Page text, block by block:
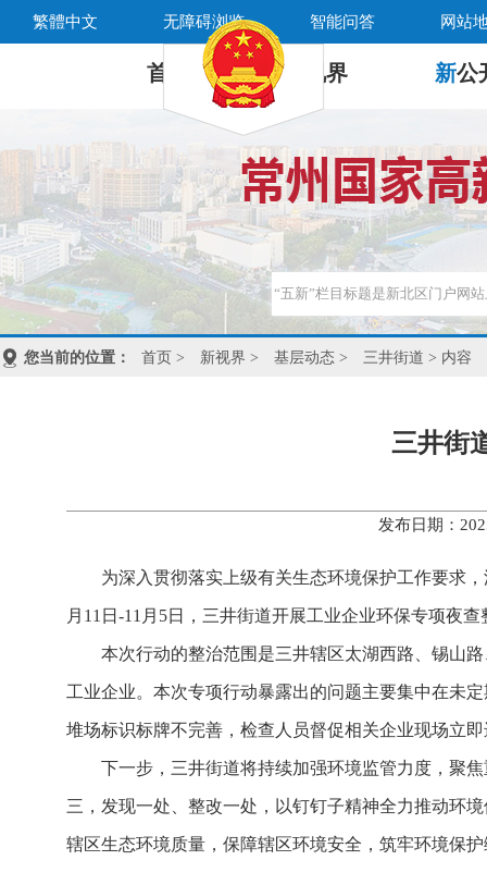
繁體中文 无障碍浏览 智能问答 网站
首 页 新 视界 新公
您当前的位置： 首页 > 新视界 > 基层动态 > 三井街道 > 内容
三井街
发布日期：
为深入贯彻落实上级有关生态环境保护工作要求
月11日-11月5日，三井街道开展工业企业环保专项夜
本次行动的整治范围是三井辖区太湖西路、锡山
工业企业。本次专项行动暴露出的问题主要集中在未
堆场标识标牌不完善，检查人员督促相关企业现场立
下一步，三井街道将持续加强环境监管力度，聚
三，发现一处、整改一处，以钉钉子精神全力推动环
辖区生态环境质量，保障辖区环境安全，筑牢环境保